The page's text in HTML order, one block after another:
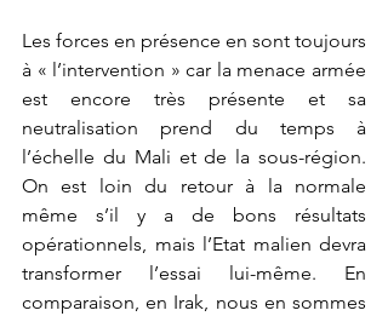
Les forces en présence en sont toujours
à « l’intervention » car la menace armée
est encore très présente et sa
neutralisation prend du temps à
l’échelle du Mali et de la sous-région.
On est loin du retour à la normale
même s’il y a de bons résultats
opérationnels, mais l’Etat malien devra
transformer l’essai lui-même. En
comparaison, en Irak, nous en sommes